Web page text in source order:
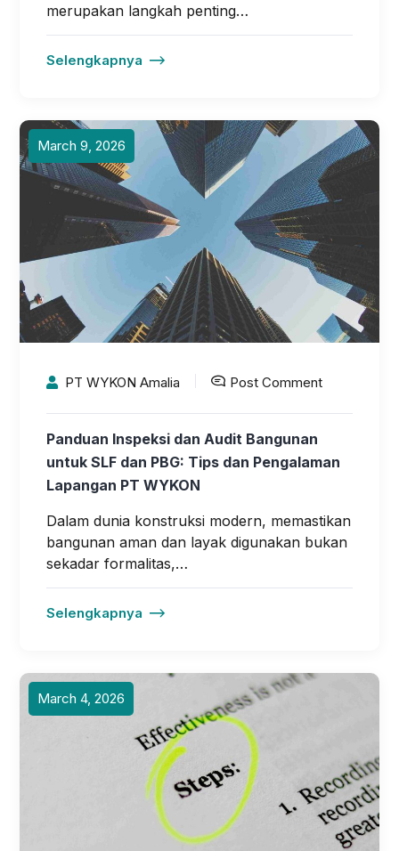
merupakan langkah penting…
Selengkapnya
March 9, 2026
PT WYKON Amalia Post Comment
Panduan Inspeksi dan Audit Bangunan
untuk SLF dan PBG: Tips dan Pengalaman
Lapangan PT WYKON
Dalam dunia konstruksi modern, memastikan
bangunan aman dan layak digunakan bukan
sekadar formalitas,…
Selengkapnya
March 4, 2026